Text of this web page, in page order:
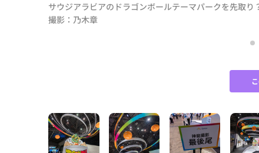
撮影：乃木章
サウジアラビアのドラゴンボールテーマパークを先取